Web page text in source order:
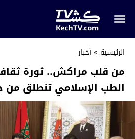
الرئيسية » أخبار
من قلب مراكش.. ثورة
الطب الإسلامي تنطلق